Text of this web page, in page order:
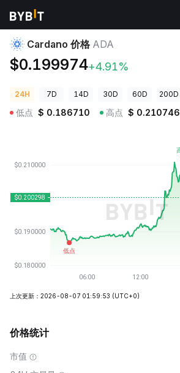
加密货币价格
Cardano 价格 ADA
$0.199974+4.91%
24H 7D 14D 30D 60D 200D
低点 $ 0.186710 高点 $ 0.210746
上次更新：2026-08-07 01:59:53 (UTC+0)
价格统计
市值